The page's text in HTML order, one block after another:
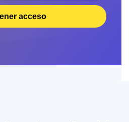
acceso